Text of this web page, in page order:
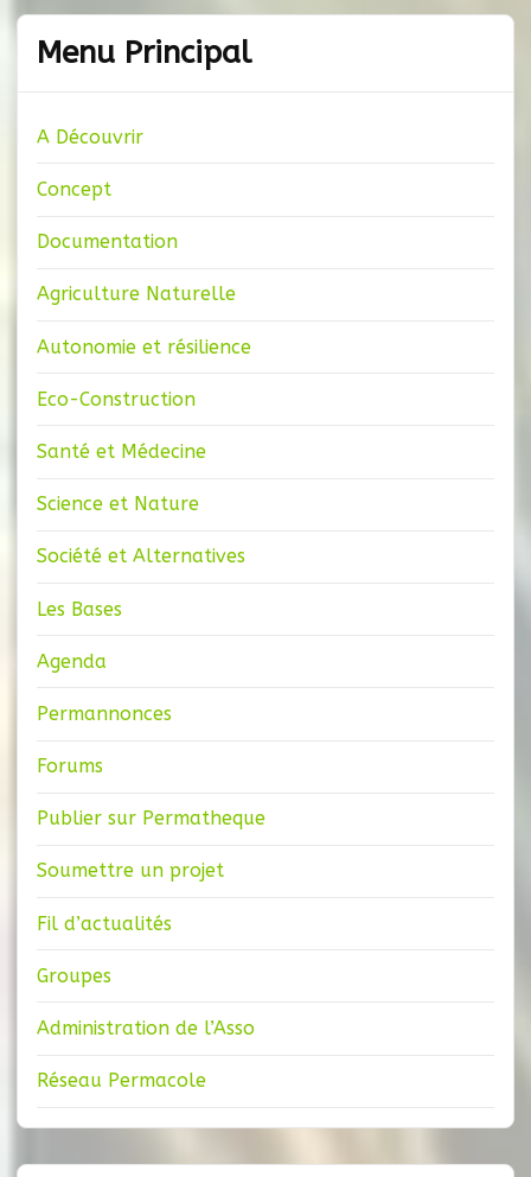
Menu Principal
A Découvrir
Concept
Documentation
Agriculture Naturelle
Autonomie et résilience
Eco-Construction
Santé et Médecine
Science et Nature
Société et Alternatives
Les Bases
Agenda
Permannonces
Forums
Publier sur Permatheque
Soumettre un projet
Fil d’actualités
Groupes
Administration de l’Asso
Réseau Permacole